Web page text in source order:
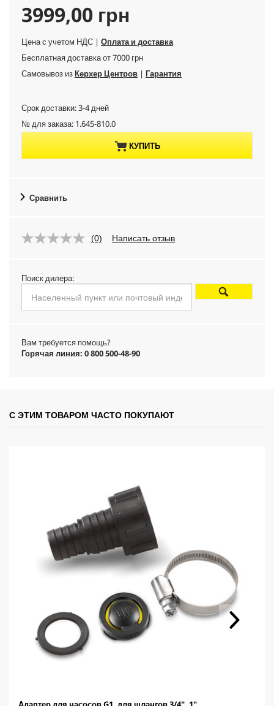
C
u
r
e
n
p
o
d
u
t
r
3999,00 грн
Цена с учетом НДС | Оплата и доставка
Бесплатная доставка от 7000 грн
Самовывоз изКерхер Центров | Гарантия
Срок доставки: 3-4 дней
№ для заказа: 1.645-810.0
КУПИТЬ
Сравнить
(0) Написать отзыв
Поиск дилера:
Вам требуется помощь?
Горячая линия: 0 800 500-48-90
С ЭТИМ ТОВАРОМ ЧАСТО ПОКУПАЮТ